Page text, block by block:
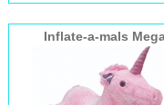
Inflate-a-mals
opblaas Unicorn